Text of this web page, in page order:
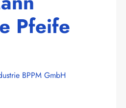
Pfeife
BPPM GmbH